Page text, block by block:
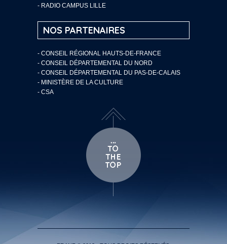
- RADIO CAMPUS LILLE
NOS PARTENAIRES
- CONSEIL RÉGIONAL HAUTS-DE-FRANCE
- CONSEIL DÉPARTEMENTAL DU NORD
- CONSEIL DÉPARTEMENTAL DU PAS-DE-CALAIS
- MINISTÈRE DE LA CULTURE
- CSA